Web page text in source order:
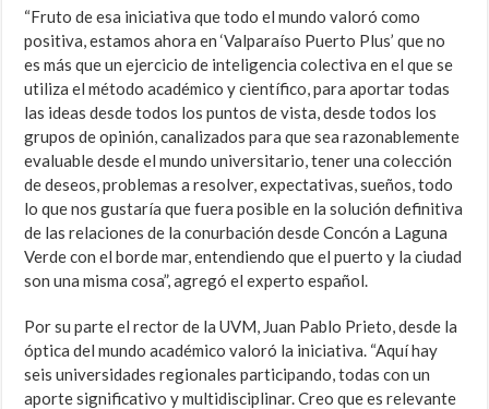
“Fruto de esa iniciativa que todo el mundo valoró como
positiva, estamos ahora en ‘Valparaíso Puerto Plus’ que no
es más que un ejercicio de inteligencia colectiva en el que se
utiliza el método académico y científico, para aportar todas
las ideas desde todos los puntos de vista, desde todos los
grupos de opinión, canalizados para que sea razonablemente
evaluable desde el mundo universitario, tener una colección
de deseos, problemas a resolver, expectativas, sueños, todo
lo que nos gustaría que fuera posible en la solución definitiva
de las relaciones de la conurbación desde Concón a Laguna
Verde con el borde mar, entendiendo que el puerto y la ciudad
son una misma cosa”, agregó el experto español.
Por su parte el rector de la UVM, Juan Pablo Prieto, desde la
óptica del mundo académico valoró la iniciativa. “Aquí hay
seis universidades regionales participando, todas con un
aporte significativo y multidisciplinar. Creo que es relevante